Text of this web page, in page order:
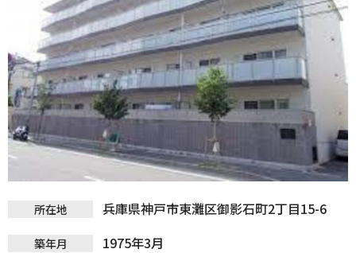
所在地 兵庫県神戸市東灘区御影石町2丁目15-6
築年月 1975年3月